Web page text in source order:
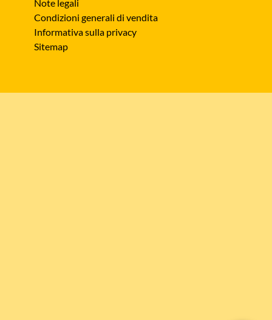
Note legali
Condizioni generali di vendita
Informativa sulla privacy
Sitemap